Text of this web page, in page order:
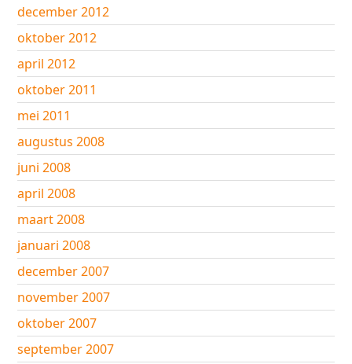
december 2012
oktober 2012
april 2012
oktober 2011
mei 2011
augustus 2008
juni 2008
april 2008
maart 2008
januari 2008
december 2007
november 2007
oktober 2007
september 2007